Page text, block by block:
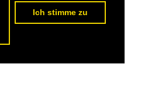
Ich stimme zu